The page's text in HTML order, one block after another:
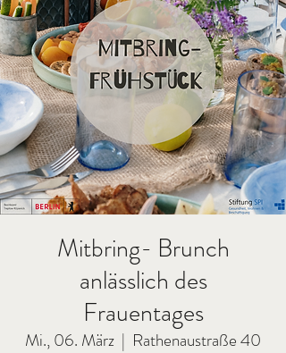
Mitbring- Brunch
anlässlich des
Frauentages
Mi., 06. März
  |
Rathenaustraße 40